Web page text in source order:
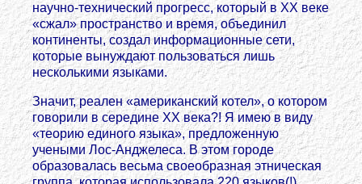
научно-технический прогресс, который в ХХ веке
«сжал» пространство и время, объединил
континенты, создал информационные сети,
которые вынуждают пользоваться лишь
несколькими языками.
Значит, реален «американский котел», о котором
говорили в середине ХХ века?! Я имею в виду
«теорию единого языка», предложенную
учеными Лос-Анджелеса. В этом городе
образовалась весьма своеобразная этническая